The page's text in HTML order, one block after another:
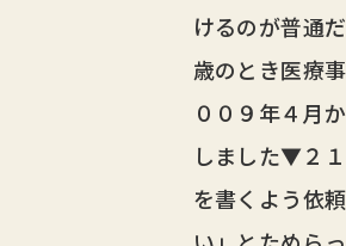
けるのが普通
歳のとき医療
００９年４月
しました▼２
を書くよう依